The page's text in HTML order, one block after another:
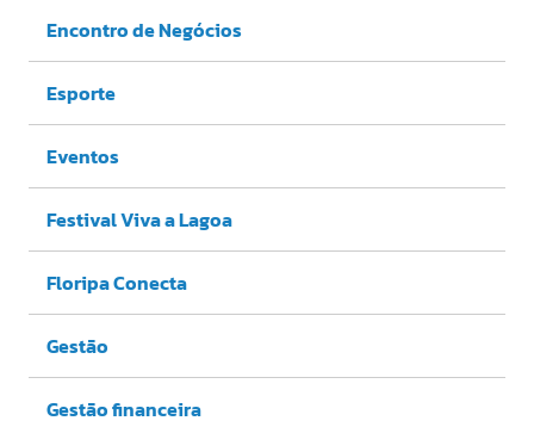
Encontro de Negócios
Esporte
Eventos
Festival Viva a Lagoa
Floripa Conecta
Gestão
Gestão financeira